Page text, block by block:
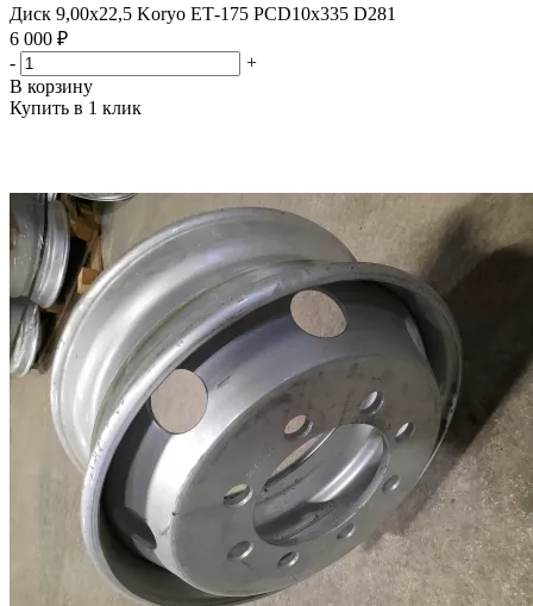
Диск 9,00х22,5 Koryo ЕТ-175 PCD10x335 D281
6 000 ₽
-
+
В корзину
Купить в 1 клик